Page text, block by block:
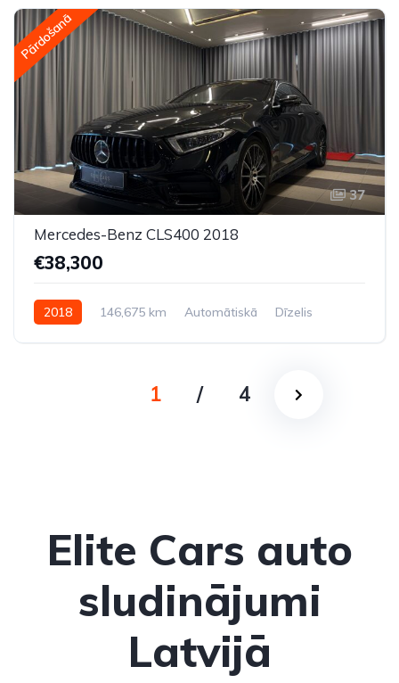
Pārdošanā
37
Mercedes-Benz CLS400 2018
€38,300
2018 146,675 km Automātiskā
Dīzelis
1 / 4
Elite Cars auto
sludinājumi
Latvijā